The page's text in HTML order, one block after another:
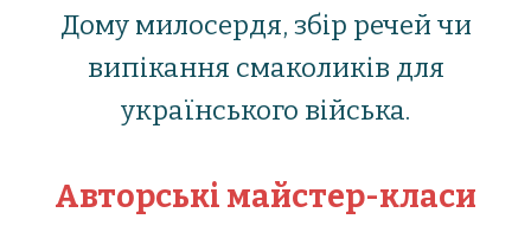
Дому милосердя, збір речей чи
випікання смаколиків для
українського війська.
Авторські майстер-класи